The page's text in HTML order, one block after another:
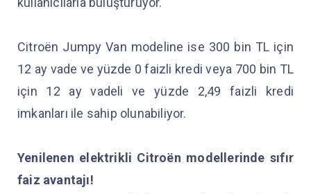
Citroën Jumpy Van modeline ise 300 bin TL için
12 ay vade ve yüzde 0 faizli kredi veya 700 bin TL
için 12 ay vadeli ve yüzde 2,49 faizli kredi
imkanları ile sahip olunabiliyor.
Yenilenen elektrikli Citroën modellerinde sıfır
faiz avantajı!